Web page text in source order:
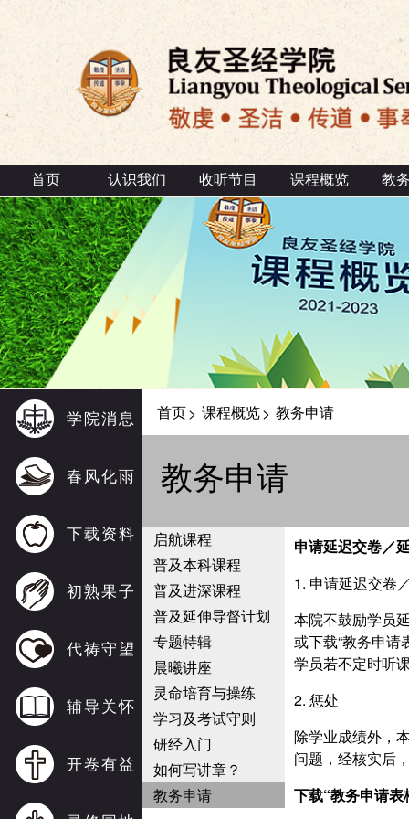
首页 认识我们 收听节目 课程概览 教
学院消息
春风化雨
下载资料
初熟果子
代祷守望
辅导关怀
开卷有益
首页> 课程概览> 教务申请
教务申请
启航课程
普及本科课程
普及进深课程
普及延伸导督计划
专题特辑
晨曦讲座
灵命培育与操练
学习及考试守则
研经入门
如何写讲章？
教务申请
申请延迟交卷／
1. 申请延迟交卷
本院不鼓励学员
或下载“教务申
学员若不定时听
2. 惩处
除学业成绩外，
问题，经核实后
下载“教务申请表